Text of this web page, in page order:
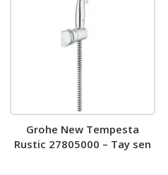
Grohe New Tempesta
Rustic 27805000 – Tay sen